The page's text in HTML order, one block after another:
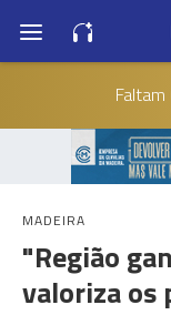
Faltam
MADEIRA
"Região
valoriza os